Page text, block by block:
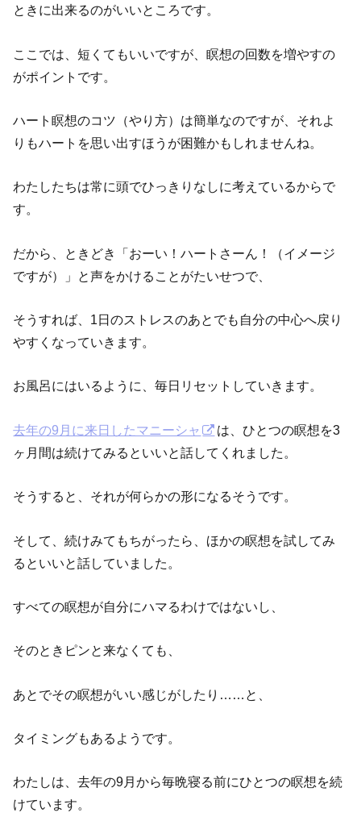
ときに出来るのがいいところです。
ここでは、短くてもいいですが、瞑想の回数を増やすの
がポイントです。
ハート瞑想のコツ（やり方）は簡単なのですが、それよ
りもハートを思い出すほうが困難かもしれませんね。
わたしたちは常に頭でひっきりなしに考えているからで
す。
だから、ときどき「おーい！ハートさーん！（イメージ
ですが）」と声をかけることがたいせつで、
そうすれば、1日のストレスのあとでも自分の中心へ戻り
やすくなっていきます。
お風呂にはいるように、毎日リセットしていきます。
去年の9月に来日したマニーシャ
は、ひとつの瞑想を3
ヶ月間は続けてみるといいと話してくれました。
そうすると、それが何らかの形になるそうです。
そして、続けみてもちがったら、ほかの瞑想を試してみ
るといいと話していました。
すべての瞑想が自分にハマるわけではないし、
そのときピンと来なくても、
あとでその瞑想がいい感じがしたり……と、
タイミングもあるようです。
わたしは、去年の9月から毎晩寝る前にひとつの瞑想を続
けています。